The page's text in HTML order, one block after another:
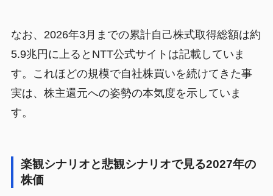
なお、2026年3月までの累計自己株式取得総額は約
5.9兆円に上るとNTT公式サイトは記載していま
す。これほどの規模で自社株買いを続けてきた事
実は、株主還元への姿勢の本気度を示していま
す。
楽観シナリオと悲観シナリオで見る2027年の
株価